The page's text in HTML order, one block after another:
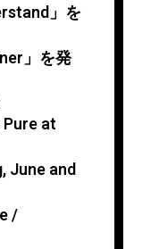
」を
」を発
at
June and
/